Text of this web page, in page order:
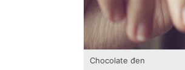
Chocolate đen